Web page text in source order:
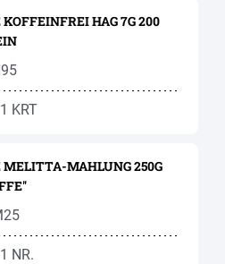
HAG 7G 200
KRT
MELITTA-MAHLUNG 250G
NR.